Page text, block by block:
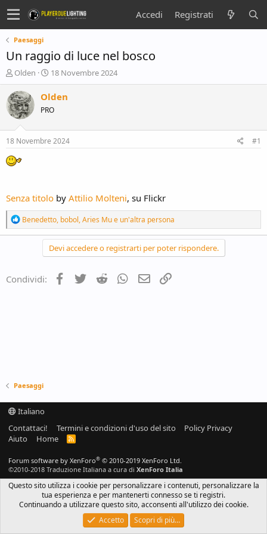
Accedi Registrati
Paesaggi
Un raggio di luce nel bosco
C
r
e
a
t
e
D
i
u
s
s
i
Olden
D
a
t
d
n
18 Novembre 2024
Olden
PRO
18 Novembre 2024 #1
Senza titolo by Attilio Molteni, su Flickr
R
e
a
o
n
Benedetto, bobol,Aries Mue un'altra persona
Devi accedere o registrarti per poter rispondere.
Condividi: Facebook
TwitterReddit WhatsApp
e-mailLink
Paesaggi
Italiano
Contattaci!
Termini e condizioni d'uso del sito
Policy Privacy
Aiuto
Home
R
Forum software by XenForo® © 2010-2019 XenForo Ltd.
©2010-2018 Traduzione Italiana a cura di XenForo Italia
Questo sito utilizza i cookie per personalizzare i contenuti, personalizzare la
tua esperienza e per mantenerti connesso se ti registri.
Continuando a utilizzare questo sito, acconsenti all'utilizzo dei cookie.
Accetto
Scopri di più…